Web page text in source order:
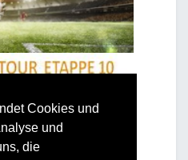
Cookies und
und
die